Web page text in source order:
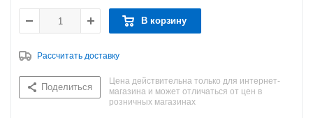
В корзину
Рассчитать доставку
Поделиться
Цена действительна только для интернет-
магазина и может отличаться от цен в
розничных магазинах